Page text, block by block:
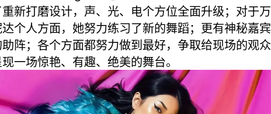
新打磨设计，声、光、电个方位全面升级；对于万
个人方面，她努力练习了新的舞蹈；更有神秘嘉宾
阵；各个方面都努力做到最好，争取给现场的观众
一场惊艳、有趣、绝美的舞台。